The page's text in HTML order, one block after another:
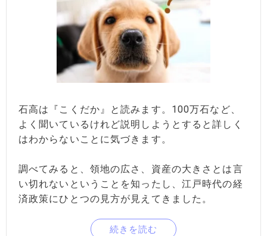
石高は『こくだか』と読みます。100万石など、
よく聞いているけれど説明しようとすると詳しく
はわからないことに気づきます。
調べてみると、領地の広さ、資産の大きさとは言
い切れないということを知ったし、江戸時代の経
済政策にひとつの見方が見えてきました。
続きを読む